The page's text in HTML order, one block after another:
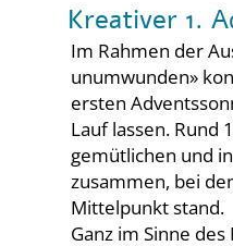
Kreativer 1.
Im Rahmen der
unumwunden»
ersten
Lauf lassen. Rund
gemütlichen und
zusammen, bei
Mittelpunkt stand.
Ganz im Sinne